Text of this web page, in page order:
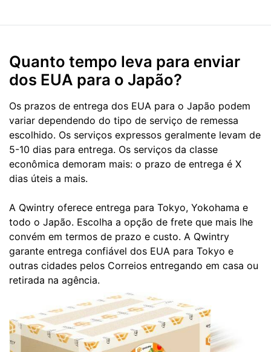
Quanto tempo leva para enviar
dos EUA para o Japão?
Os prazos de entrega dos EUA para o Japão podem
variar dependendo do tipo de serviço de remessa
escolhido. Os serviços expressos geralmente levam de
5-10 dias para entrega. Os serviços da classe
econômica demoram mais: o prazo de entrega é X
dias úteis a mais.
A Qwintry oferece entrega para Tokyo, Yokohama e
todo o Japão. Escolha a opção de frete que mais lhe
convém em termos de prazo e custo. A Qwintry
garante entrega confiável dos EUA para Tokyo e
outras cidades pelos Correios entregando em casa ou
retirada na agência.